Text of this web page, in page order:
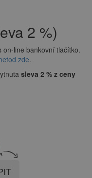
2 %)
on-line bankovní tlačítko.
zde.
sleva 2 % z ceny